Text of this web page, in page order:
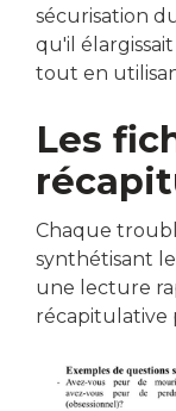
sécurisation
qu'il
tout en
Les
Chaque
synthétisant
une lecture
récapitulative